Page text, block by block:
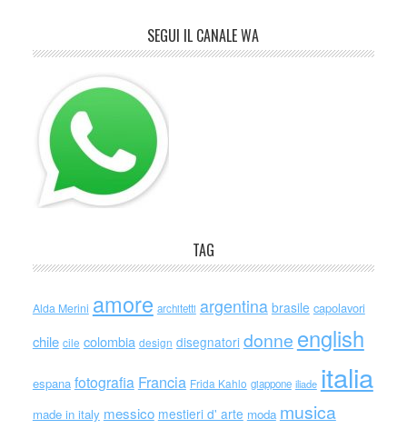
SEGUI IL CANALE WA
TAG
Alda Merini amore architetti argentina brasile capolavori
chile cile colombia design disegnatori donne english
espana fotografia Francia Frida Kahlo giappone iliade italia
made in italy messico mestieri d' arte moda musica